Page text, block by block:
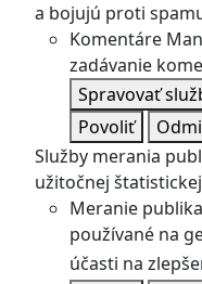
a bojujú proti
Komentáre
zadávanie
Spravovať
Povoliť
Služby merania
užitočnej
Meranie publika
používané na
účasti na